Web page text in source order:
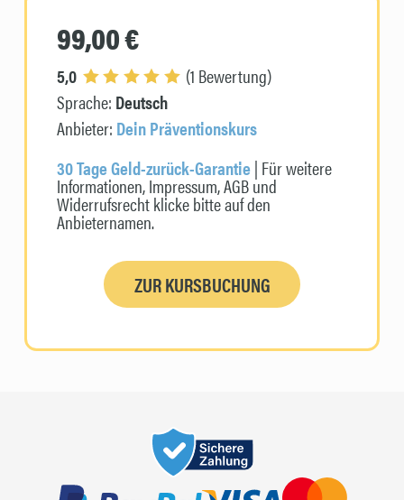
99,00 €
5,0
(1 Bewertung)
Sprache: Deutsch
Anbieter: Dein Präventionskurs
30 Tage Geld-zurück-Garantie| Für weitere
Informationen, Impressum, AGB und
Widerrufsrecht klicke bitte auf den
Anbieternamen.
ZUR KURSBUCHUNG